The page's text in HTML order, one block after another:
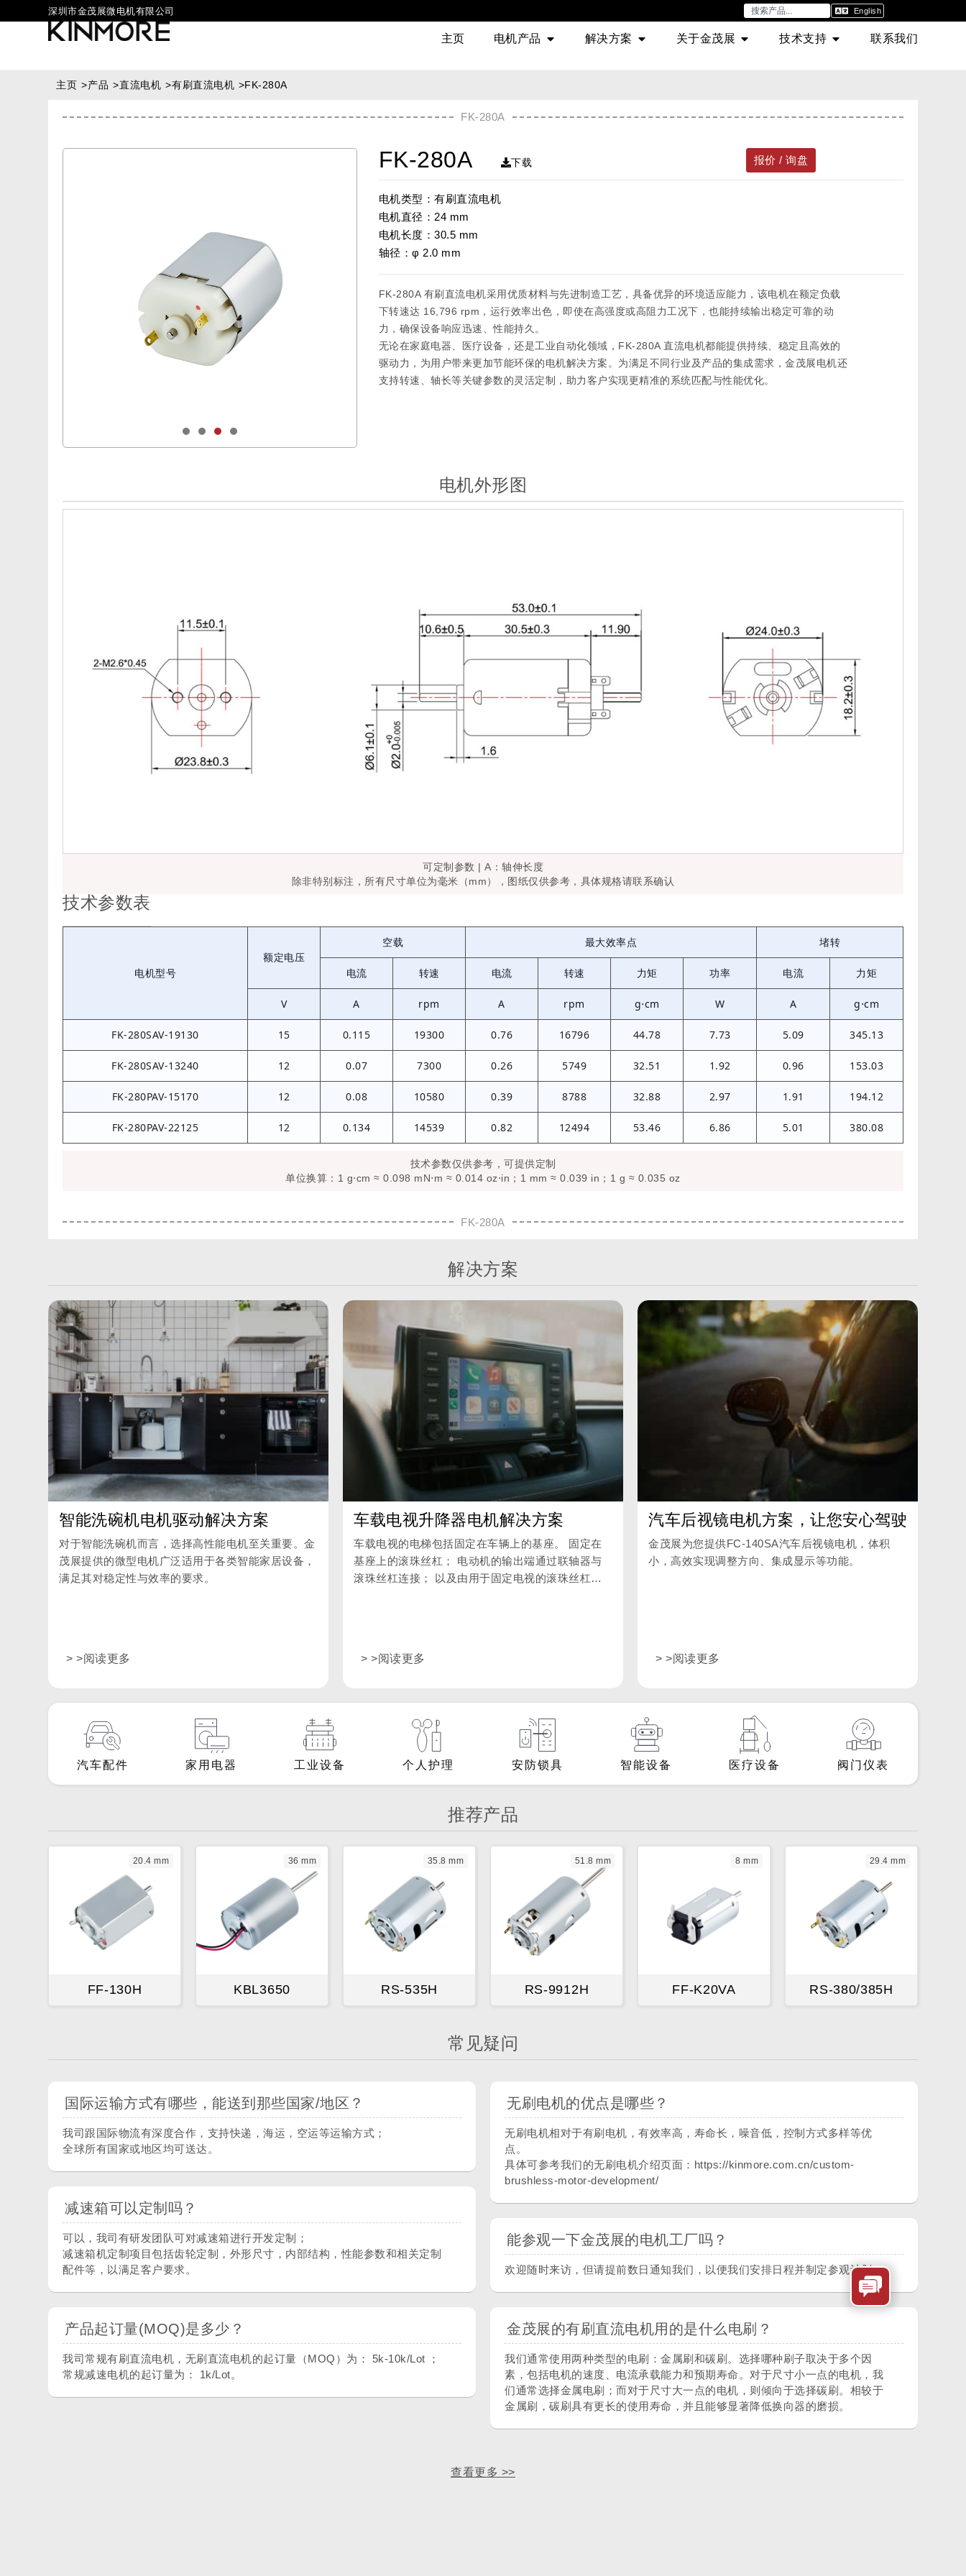
深圳市金茂展微电机有限公司 English
主页 电机产品 解决方案 关于金茂展 技术支持 联系我们
主页 >产品 >直流电机 >有刷直流电机 >FK-280A
FK-280A
FK-280A 下载 报价 / 询盘
电机类型：有刷直流电机
电机直径：24 mm
电机长度：30.5 mm
轴径：φ 2.0 mm
FK-280A 有刷直流电机采用优质材料与先进制造工艺，具备优异的环境适应能力，该电机在额定负载
下转速达 16,796 rpm，运行效率出色，即使在高强度或高阻力工况下，也能持续输出稳定可靠的动
力，确保设备响应迅速、性能持久。
无论在家庭电器、医疗设备，还是工业自动化领域，FK-280A 直流电机都能提供持续、稳定且高效的
驱动力，为用户带来更加节能环保的电机解决方案。为满足不同行业及产品的集成需求，金茂展电机还
支持转速、轴长等关键参数的灵活定制，助力客户实现更精准的系统匹配与性能优化。
电机外形图
可定制参数 | A：轴伸长度
除非特别标注，所有尺寸单位为毫米（mm），图纸仅供参考，具体规格请联系确认
技术参数表
电机型号
额定电压
空载 最大效率点 堵转
电流 转速 电流 转速 力矩 功率 电流 力矩
V A rpm A rpm g⋅cm W A g⋅cm
FK-280SAV-19130 15 0.115 19300 0.76 16796 44.78 7.73 5.09 345.13
FK-280SAV-13240 12 0.07 7300 0.26 5749 32.51 1.92 0.96 153.03
FK-280PAV-15170 12 0.08 10580 0.39 8788 32.88 2.97 1.91 194.12
FK-280PAV-22125 12 0.134 14539 0.82 12494 53.46 6.86 5.01 380.08
技术参数仅供参考，可提供定制
单位换算：1 g⋅cm ≈ 0.098 mN⋅m ≈ 0.014 oz⋅in；1 mm ≈ 0.039 in；1 g ≈ 0.035 oz
FK-280A
解决方案
智能洗碗机电机驱动解决方案
对于智能洗碗机而言，选择高性能电机至关重要。金
茂展提供的微型电机广泛适用于各类智能家居设备，
满足其对稳定性与效率的要求。
> >阅读更多
车载电视升降器电机解决方案
车载电视的电梯包括固定在车辆上的基座。 固定在
基座上的滚珠丝杠； 电动机的输出端通过联轴器与
滚珠丝杠连接； 以及由用于固定电视的滚珠丝杠机
> >阅读更多
汽车后视镜电机方案，让您安心驾驶
金茂展为您提供FC-140SA汽车后视镜电机，体积
小，高效实现调整方向、集成显示等功能。
> >阅读更多
汽车配件 家用电器 工业设备 个人护理 安防锁具 智能设备 医疗设备 阀门仪表
推荐产品
20.4 mm
FF-130H
36 mm
KBL3650
35.8 mm
RS-535H
51.8 mm
RS-9912H
8 mm
FF-K20VA
29.4 mm
RS-380/385H
常见疑问
国际运输方式有哪些，能送到那些国家/地区？
我司跟国际物流有深度合作，支持快递，海运，空运等运输方式；
全球所有国家或地区均可送达。
无刷电机的优点是哪些？
无刷电机相对于有刷电机，有效率高，寿命长，噪音低，控制方式多样等优
点。
具体可参考我们的无刷电机介绍页面：https://kinmore.com.cn/custom-
brushless-motor-development/
减速箱可以定制吗？
可以，我司有研发团队可对减速箱进行开发定制；
减速箱机定制项目包括齿轮定制，外形尺寸，内部结构，性能参数和相关定制
配件等，以满足客户要求。
能参观一下金茂展的电机工厂吗？
欢迎随时来访，但请提前数日通知我们，以便我们安排日程并制定参观计划。
产品起订量(MOQ)是多少？
我司常规有刷直流电机，无刷直流电机的起订量（MOQ）为： 5k-10k/Lot ；
常规减速电机的起订量为： 1k/Lot。
金茂展的有刷直流电机用的是什么电刷？
我们通常使用两种类型的电刷：金属刷和碳刷。选择哪种刷子取决于多个因
素，包括电机的速度、电流承载能力和预期寿命。对于尺寸小一点的电机，我
们通常选择金属电刷；而对于尺寸大一点的电机，则倾向于选择碳刷。相较于
金属刷，碳刷具有更长的使用寿命，并且能够显著降低换向器的磨损。
查看更多 >>